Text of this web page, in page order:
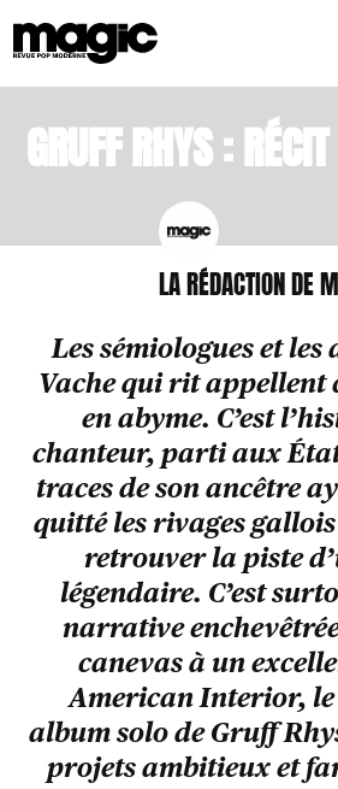
GRUFF RHYS :
LA RÉDACTION DE
Les sémiologues et les
Vache qui rit appellent
en abyme. C’est
chanteur, parti aux
traces de son ancêtre
quitté les rivages
retrouver la piste
légendaire. C’est
narrative
canevas à un
American Interior,
album solo de Gruff
projets ambitieux et